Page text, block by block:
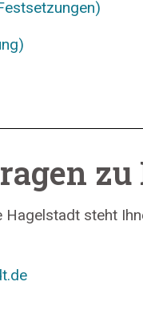
Hagelstadt steht